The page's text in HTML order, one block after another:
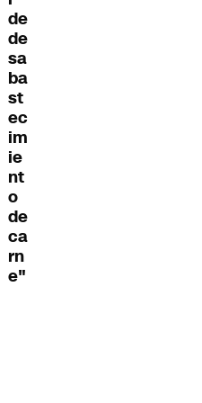
de
de
sa
ba
st
ec
im
ie
nt
o
de
ca
rn
e"